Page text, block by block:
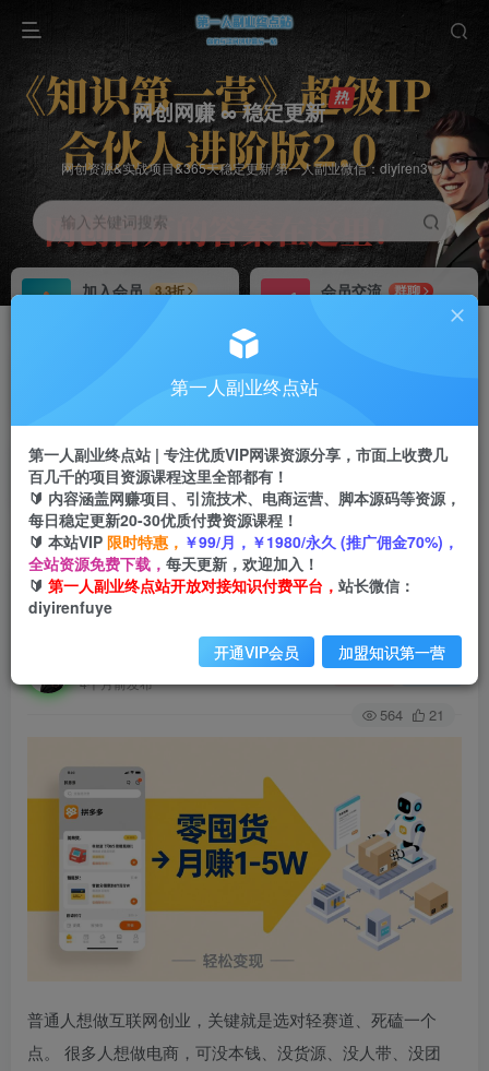
网创网赚 ∞ 稳定更新
网创资源&实战项目&365天稳定更新 第一人副业微信：diyiren3
输入关键词搜索
加入会员
3.3折
会员交流
群聊
推广返佣高达70%
首页 创业课程 会员免费 正文
不用囤货不用跑单！拼多多虚拟玩法，机器人管理
发货和客服，帮你月赚 1-5W
第一人副业终点站
4个月前发布
关注 私信
564 21
普通人想做互联网创业，关键就是选对轻赛道、死磕一个
点。 很多人想做电商，可没本钱、没货源、没人带、没团
第一人副业终点站
第一人副业终点站 | 专注优质VIP网课资源分享，市面上收费几
百几千的项目资源课程这里全部都有！
🔰 内容涵盖网赚项目、引流技术、电商运营、脚本源码等资源，
每日稳定更新20-30优质付费资源课程！
🔰 本站VIP 限时特惠， ￥99/月，￥1980/永久 (推广佣金70%)，
全站资源免费下载， 每天更新，欢迎加入！
🔰 第一人副业终点站开放对接知识付费平台， 站长微信：
diyirenfuye
开通VIP会员 加盟知识第一营